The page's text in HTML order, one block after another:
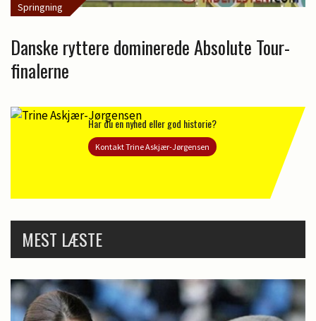
Springning
Danske ryttere dominerede Absolute Tour-
finalerne
Har du en nyhed eller god historie?
Kontakt Trine Askjær-Jørgensen
MEST LÆSTE